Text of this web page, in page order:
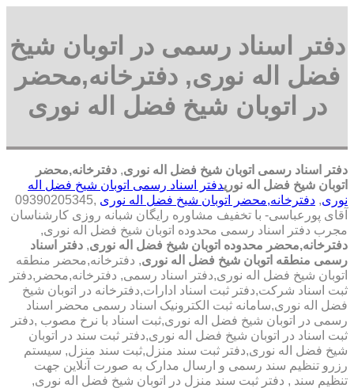
دفتر اسناد رسمی در اتوبان شیخ
فضل اله نوری, دفترخانه,محضر
در اتوبان شیخ فضل اله نوری
دفتر اسناد رسمی اتوبان شیخ فضل اله نوری, دفترخانه,محضر
اتوبان شیخ فضل اله نوریدفتر اسناد رسمی اتوبان شیخ فضل اله
نوری, دفترخانه,محضر اتوبان شیخ فضل اله نوری ,09390205345
آقای پورعباسی- با تخفیف مشاوره رايگان شبانه روزی کارشناسان
مجرب دفتر اسناد رسمی محدوده اتوبان شیخ فضل اله نوری,
دفترخانه,محضر محدوده اتوبان شیخ فضل اله نوری, دفتر اسناد
رسمی منطقه اتوبان شیخ فضل اله نوری, دفترخانه,محضر منطقه
اتوبان شیخ فضل اله نوری,دفتر اسناد رسمی, دفترخانه,محضر,دفتر
ثبت اسناد شرکت,دفتر ثبت اسناد ادارات,دفترخانه در اتوبان شیخ
فضل اله نوری,سامانه ثبت الکترونیک اسناد رسمی محضر اسناد
رسمی در اتوبان شیخ فضل اله نوری,ثبت اسناد با نرخ مصوب ,دفتر
ثبت اسناد در اتوبان شیخ فضل اله نوری,دفتر ثبت سند در اتوبان
شیخ فضل اله نوری,دفتر ثبت سند منزل,ثبت سند منزل, سیستم
رزرو تنظیم سند رسمی و ارسال مدارک به صورت آنلاین جهت
تنظیم سند , دفتر ثبت سند منزل در اتوبان شیخ فضل اله نوری,